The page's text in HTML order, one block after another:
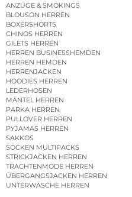
ANZÜGE & SMOKINGS
BLOUSON HERREN
BOXERSHORTS
CHINOS HERREN
GILETS HERREN
HERREN BUSINESSHEMDEN
HERREN HEMDEN
HERRENJACKEN
HOODIES HERREN
LEDERHOSEN
MÄNTEL HERREN
PARKA HERREN
PULLOVER HERREN
PYJAMAS HERREN
SAKKOS
SOCKEN MULTIPACKS
STRICKJACKEN HERREN
TRACHTENMODE HERREN
ÜBERGANGSJACKEN HERREN
UNTERWÄSCHE HERREN